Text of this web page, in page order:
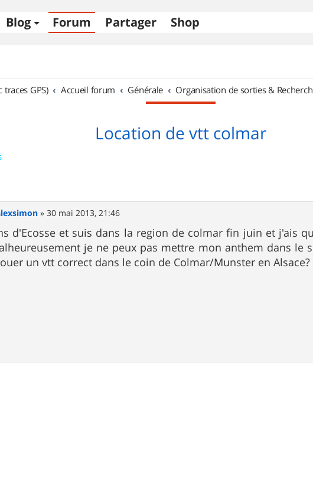
Blog Forum Partager Shop
traces GPS)
Accueil forum Générale Organisation de sorties &
Location de vtt colmar
»30 mai 2013, 21:46
d'Ecosse et suis dans la region de colmar fin juin et j'ais
je ne peux pas mettre mon anthem dans le
un vtt correct dans le coin de Colmar/Munster en Alsace?